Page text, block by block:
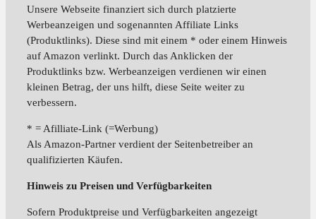
Unsere Webseite finanziert sich durch platzierte
Werbeanzeigen und sogenannten Affiliate Links
(Produktlinks). Diese sind mit einem * oder einem Hinweis
auf Amazon verlinkt. Durch das Anklicken der
Produktlinks bzw. Werbeanzeigen verdienen wir einen
kleinen Betrag, der uns hilft, diese Seite weiter zu
verbessern.
* = Afilliate-Link (=Werbung)
Als Amazon-Partner verdient der Seitenbetreiber an
qualifizierten Käufen.
Hinweis zu Preisen und Verfügbarkeiten
Sofern Produktpreise und Verfügbarkeiten angezeigt